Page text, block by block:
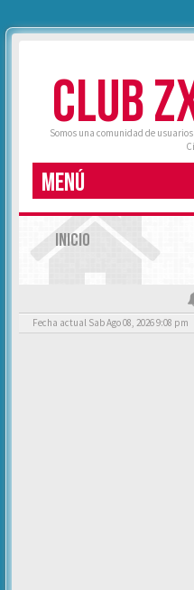
CLUB
Somos una comunidad de
MENÚ
INICIO
Fecha actual Sab Ago 08, 2026 9:08 pm